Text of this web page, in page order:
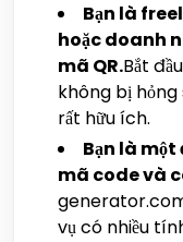
Bạn là
hoặc doanh
mã QR.Bắt
không bị
rất hữu ích.
Bạn là
mã code và
vụ có nhiều